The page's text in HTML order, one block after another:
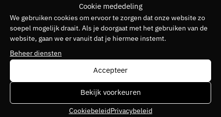
Cookie mededeling
We gebruiken cookies om ervoor te zorgen dat onze website zo
soepel mogelijk draait. Als je doorgaat met het gebruiken van de
website, gaan we er vanuit dat je hiermee instemt.
Beheer diensten
Accepteer
Bekijk voorkeuren
CookiebeleidPrivacybeleid
DIESEL
Kleurnummer
20